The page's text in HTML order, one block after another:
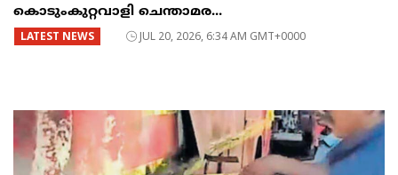
കൊടുംകുറ്റവാളി ചെന്താമര...
LATEST NEWS JUL 20, 2026, 6:34 AM GMT+0000